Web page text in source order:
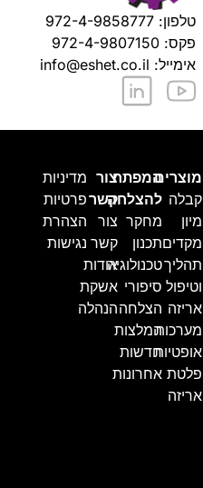
טלפון: 972-4-9858777
פקס: 972-4-9807150
אימייל: info@eshet.co.il
מוצרים
קבלה
מיון
מקדים
תהליך
וטיפול
אריזה
מערכות
אופטיות
פלטת
אריזה
המפתח
להצלחה
מחקר
תכנון
טכנולוגיה
סיפורי
הצלחה
המלצות
חדשות
אחרונות
צור
קשר
צור
קשר
אודות
אשקת
הנהלה
מדיניות
פרטיות
הצהרת
נגישות